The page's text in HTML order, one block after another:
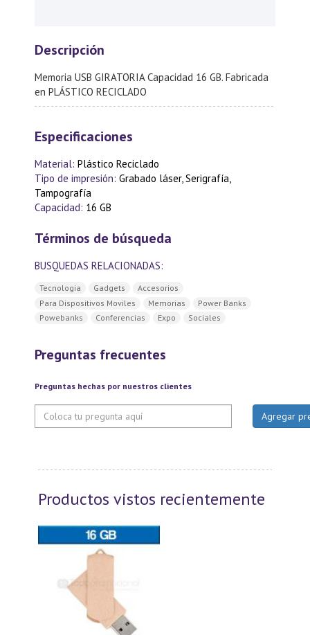
Descripción
Memoria USB GIRATORIA Capacidad 16 GB. Fabricada
en PLÁSTICO RECICLADO
Especificaciones
Material: Plástico Reciclado
Tipo de impresión: Grabado láser, Serigrafía,
Tampografía
Capacidad: 16 GB
Términos de búsqueda
BUSQUEDAS RELACIONADAS:
Tecnologia Gadgets
Accesorios
Para Dispositivos Moviles
Memorias
Power Banks
Powebanks
Conferencias Expo Sociales
Preguntas frecuentes
Preguntas hechas por nuestros clientes
Productos vistos recientemente